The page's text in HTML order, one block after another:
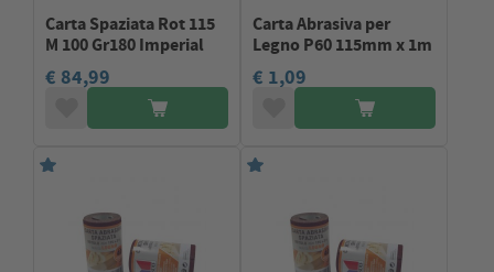
Carta Spaziata Rot 115
M 100 Gr180 Imperial
€ 84,99
Carta Abrasiva per
Legno P60 115mm x 1m
€ 1,09